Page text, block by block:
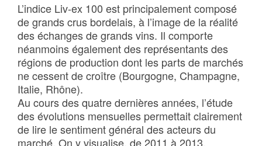
L’indice Liv-ex 100 est principalement composé
de grands crus bordelais, à l’image de la réalité
des échanges de grands vins. Il comporte
néanmoins également des représentants des
régions de production dont les parts de marchés
ne cessent de croître (Bourgogne, Champagne,
Italie, Rhône).
Au cours des quatre dernières années, l’étude
des évolutions mensuelles permettait clairement
de lire le sentiment général des acteurs du
marché. On y visualise, de 2011 à 2013,